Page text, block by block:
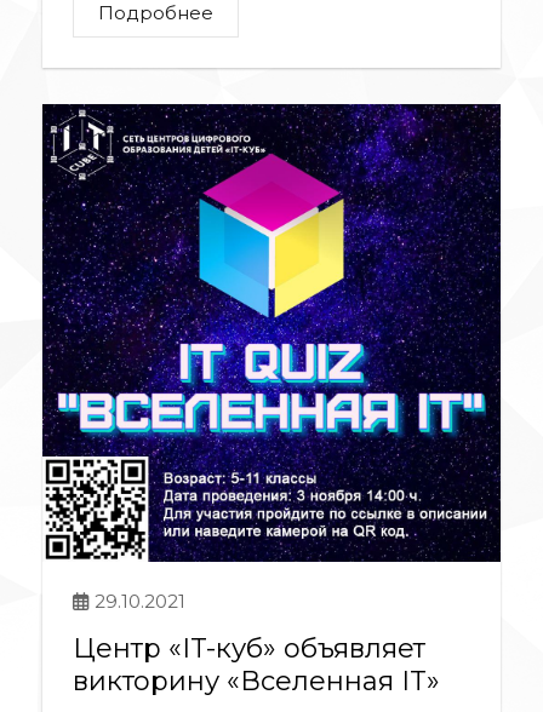
Подробнее
29.10.2021
Центр «IT-куб» объявляет
викторину «Вселенная IT»